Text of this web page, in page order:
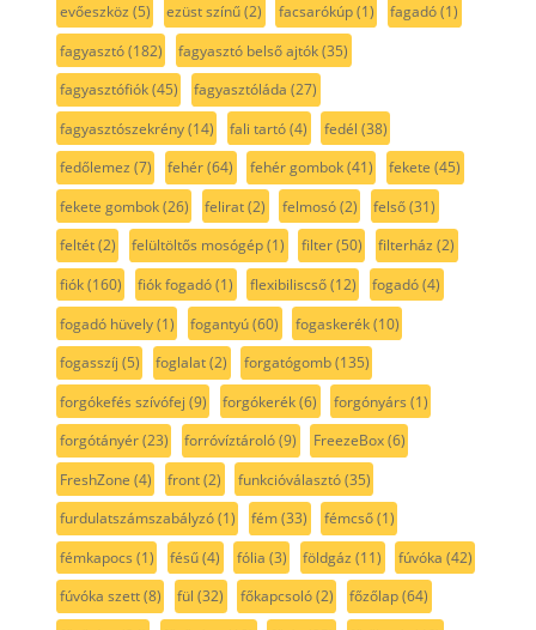
evőeszköz (5) ezüst színű(2) facsarókúp(1) fagadó(1)
fagyasztó(182) fagyasztó belső ajtók(35)
fagyasztófiók(45) fagyasztóláda (27)
fagyasztószekrény(14) fali tartó(4) fedél (38)
fedőlemez (7) fehér(64) fehér gombok(41) fekete (45)
fekete gombok(26) felirat(2) felmosó(2) felső(31)
feltét(2) felültöltős mosógép(1) filter(50) filterház (2)
fiók(160) fiók fogadó(1) flexibiliscső(12) fogadó(4)
fogadó hüvely(1) fogantyú(60) fogaskerék(10)
fogasszíj (5) foglalat(2) forgatógomb(135)
forgókefés szívófej (9) forgókerék(6) forgónyárs (1)
forgótányér(23) forróvíztároló(9) FreezeBox(6)
FreshZone (4) front(2) funkcióválasztó(35)
furdulatszámszabályzó(1) fém(33) fémcső(1)
fémkapocs (1) fésű(4) fólia (3) földgáz (11) fúvóka (42)
fúvóka szett(8) fül (32) főkapcsoló(2) főzőlap(64)